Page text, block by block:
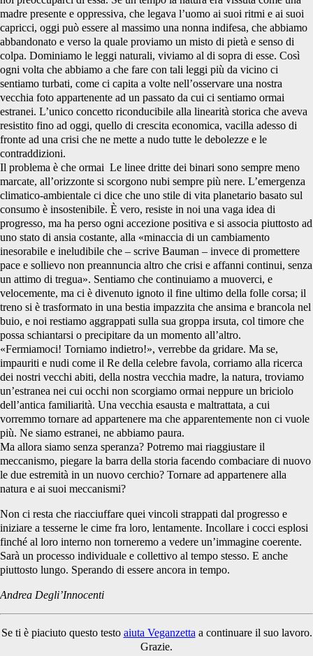
madre presente e oppressiva, che legava l’uomo ai suoi ritmi e ai suoi
capricci, oggi può essere al massimo una nonna indifesa, che abbiamo
abbandonato e verso la quale proviamo un misto di pietà e senso di
colpa. Dominiamo le leggi naturali, viviamo al di sopra di esse. Così
ogni volta che abbiamo a che fare con tali leggi più da vicino ci
sentiamo turbati, come ci capita a volte nell’osservare una nostra
vecchia foto appartenente ad un passato da cui ci sentiamo ormai
estranei. L’unico concetto riconducibile alla linearità storica che aveva
resistito fino ad oggi, quello di crescita economica, vacilla adesso di
fronte ad una crisi che ne mette a nudo tutte le debolezze e le
contraddizioni.
Il problema è che ormai Le linee dritte dei binari sono sempre meno
marcate, all’orizzonte si scorgono nubi sempre più nere. L’emergenza
climatico-ambientale ci dice che uno stile di vita planetario basato sul
consumo è insostenibile. È vero, resiste in noi una vaga idea di
progresso, ma ha perso ogni accezione positiva e si associa piuttosto ad
uno stato di ansia costante, alla «minaccia di un cambiamento
inesorabile e ineludibile che – scrive Bauman – invece di promettere
pace e sollievo non preannuncia altro che crisi e affanni continui, senza
un attimo di tregua». Sentiamo che continuiamo a muoverci, e
velocemente, ma ci è divenuto ignoto il fine ultimo della folle corsa; il
treno si è trasformato in una bestia impazzita che ansima e brancola nel
buio, e noi restiamo aggrappati sulla sua groppa irsuta, col timore che
possa schiantarsi o precipitare da un momento all’altro.
«Fermiamoci! Torniamo indietro!», verrebbe da gridare. Ma se,
impauriti e nudi come il Re della celebre favola, corriamo alla ricerca
dei nostri vecchi abiti, della nostra vecchia madre, la natura, troviamo
un’estranea nei cui occhi non scorgiamo ormai neppure un briciolo
dell’antica familiarità. Una vecchia esausta e maltrattata, a cui
vorremmo tornare ad appartenere ma che apparentemente non ci vuole
più. Ne siamo estranei, ne abbiamo paura.
Ma allora siamo senza speranza? Potremo mai riaggiustare il
meccanismo, piegare la barra della storia facendo combaciare di nuovo
le due estremità in un nuovo cerchio? Tornare ad appartenere alla
natura e ai suoi meccanismi?
Non ci resta che riacciuffare quei vincoli strappati dal progresso e
iniziare a tesserne le cime fra loro, lentamente. Incollare i cocci esplosi
finché al loro interno non torneremo a vedere un’immagine coerente.
Sarà un processo individuale e collettivo al tempo stesso. E anche
piuttosto lungo. Sperando di essere ancora in tempo.
Andrea Degli’Innocenti
Se ti è piaciuto questo testo aiuta Veganzetta a continuare il suo lavoro.
Grazie.